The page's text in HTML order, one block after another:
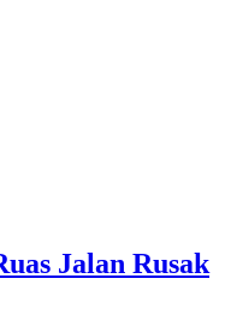
Jalan Rusak